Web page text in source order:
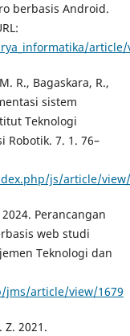
berbasis Android.
article/
R., Bagaskara, R.,
sistem
Teknologi
Robotik. 7. 1. 76–
js/article/
Perancangan
web studi
Teknologi dan
article/view/1679
Z. 2021.